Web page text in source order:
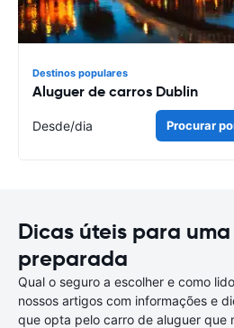
Destinos populares
Aluguer de carros Dublin
Desde/dia Procurar
Dicas úteis para
preparada
Qual o seguro a escolher e como
nossos artigos com informações e
que opta pelo carro de aluguer que